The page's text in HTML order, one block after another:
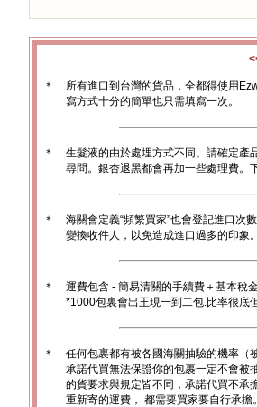
＊
所有進口到台灣的貨品，全都得使用
寫方式十分的簡單也只需填寫一次。
＊
生髮液的由於處埋方式不同。請確定產
尋問。銀杏退黑都會再加一些處理費。
＊
海關會定義“頻繁買家”也會登記進口次
變換收件人，以免造成進口過多的印象
＊
運費包含 - 簡易清關的手續費＋基本稅
*1000包裏會出王現一到二包.比率很底
＊
任何包裹都有被各國海關抽驗的機率（
承諾代買無法保證你的包裹一定不會被
的貨要求與規定皆不同，承諾代買不承
重新寄的運費， 都需要買家要自行承擔